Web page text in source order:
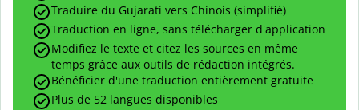
Traduire du Gujarati vers Chinois (simplifié)
Traduction en ligne, sans télécharger d'application
Modifiez le texte et citez les sources en même
temps grâce aux outils de rédaction intégrés.
Bénéficier d'une traduction entièrement gratuite
Plus de 52 langues disponibles